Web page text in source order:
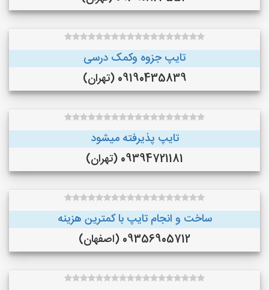
تایپ جزوه وکمک درسی
09190435839 (تهران)
تایپ پذیرفته میشود
09394721181 (تهران)
ساخت و انجام تایپ با کمترین هزینه
09356905712 (اصفهان)